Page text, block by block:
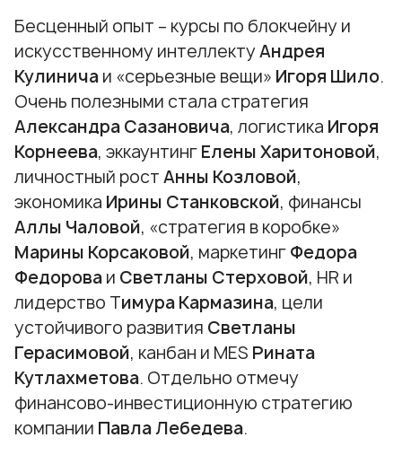
Бесценный опыт – курсы по блокчейну и
искусственному интеллектуАндрея
Кулиничаи «серьезные вещи» Игоря Шило.
Очень полезными стала стратегия
Александра Сазановича, логистика Игоря
Корнеева, эккаунтингЕлены Харитоновой,
личностный ростАнны Козловой,
экономика Ирины Станковской, финансы
Аллы Чаловой, «стратегия в коробке»
Марины Корсаковой, маркетингФедора
Федороваи Светланы Стерховой, HR и
лидерство Тимура Кармазина, цели
устойчивого развития Светланы
Герасимовой, канбан и MES Рината
Кутлахметова. Отдельно отмечу
финансово-инвестиционную стратегию
компании Павла Лебедева.